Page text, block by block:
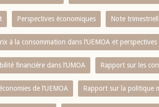
Perspectives économiques Note
à la consommation dans l‘UEMOA et perspectives
financière dans l‘UMOA Rapport sur les
de l‘UEMOA Rapport sur la politique